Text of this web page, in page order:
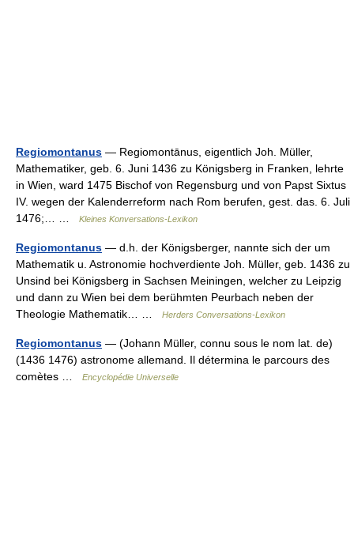
Regiomontanus — Regiomontānus, eigentlich Joh. Müller,
Mathematiker, geb. 6. Juni 1436 zu Königsberg in Franken, lehrte
in Wien, ward 1475 Bischof von Regensburg und von Papst Sixtus
IV. wegen der Kalenderreform nach Rom berufen, gest. das. 6. Juli
1476;… …
Kleines Konversations-Lexikon
Regiomontanus — d.h. der Königsberger, nannte sich der um
Mathematik u. Astronomie hochverdiente Joh. Müller, geb. 1436 zu
Unsind bei Königsberg in Sachsen Meiningen, welcher zu Leipzig
und dann zu Wien bei dem berühmten Peurbach neben der
Theologie Mathematik… …
Herders Conversations-Lexikon
Regiomontanus — (Johann Müller, connu sous le nom lat. de)
(1436 1476) astronome allemand. Il détermina le parcours des
comètes …
Encyclopédie Universelle